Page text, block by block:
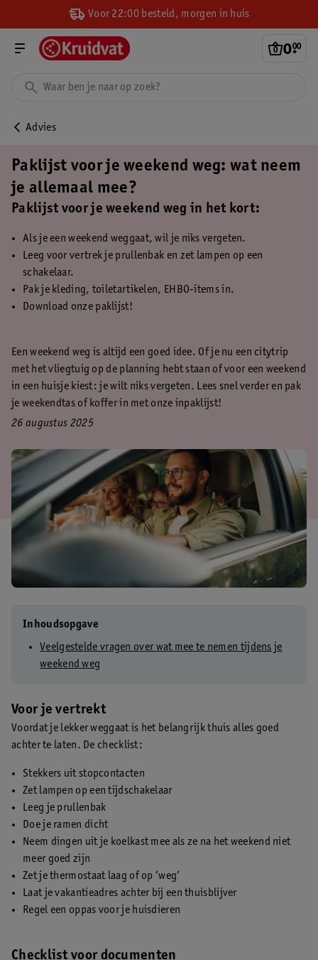
Voor 22:00 besteld, morgen in huis
0.
00
Advies
Paklijst voor je weekend weg: wat neem
je allemaal mee?
Paklijst voor je weekend weg in het kort:
Als je een weekend weggaat, wil je niks vergeten.
Leeg voor vertrek je prullenbak en zet lampen op een
schakelaar.
Pak je kleding, toiletartikelen, EHBO-items in.
Download onze paklijst!
Een weekend weg is altijd een goed idee. Of je nu een citytrip
met het vliegtuig op de planning hebt staan of voor een weekend
in een huisje kiest: je wilt niks vergeten. Lees snel verder en pak
je weekendtas of koffer in met onze inpaklijst!
26 augustus 2025
Inhoudsopgave
Veelgestelde vragen over wat mee te nemen tijdens je
weekend weg
Voor je vertrekt
Voordat je lekker weggaat is het belangrijk thuis alles goed
achter te laten. De checklist:
Stekkers uit stopcontacten
Zet lampen op een tijdschakelaar
Leeg je prullenbak
Doe je ramen dicht
Neem dingen uit je koelkast mee als ze na het weekend niet
meer goed zijn
Zet je thermostaat laag of op ‘weg’
Laat je vakantieadres achter bij een thuisblijver
Regel een oppas voor je huisdieren
Checklist voor documenten